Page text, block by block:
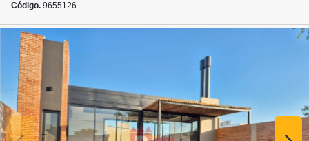
Código. 9655126